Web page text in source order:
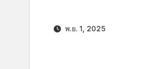
พ.ย. 1, 2025